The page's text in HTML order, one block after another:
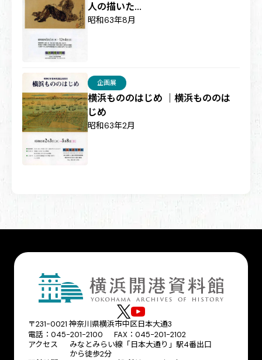
人の描いた…
昭和63年8月
横浜もののはじめ ｜横浜もののは
じめ
企画展
昭和63年2月
〒231-0021 神奈川県横浜市中区日本大通3
電話：045-201-2100 FAX：045-201-2102
アクセス
みなとみらい線「日本大通り」駅4番出口
から徒歩2分